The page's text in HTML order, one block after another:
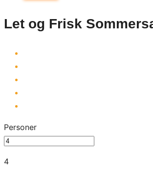
Let og Frisk
Personer
4